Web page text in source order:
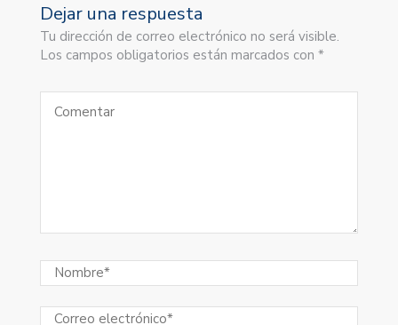
Dejar una respuesta
Tu dirección de correo electrónico no será visible.
Los campos obligatorios están marcados con *